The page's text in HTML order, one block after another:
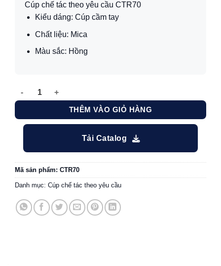
Cúp chế tác theo yêu cầu CTR70
Kiểu dáng: Cúp cầm tay
Chất liệu: Mica
Màu sắc: Hồng
Cúp vinh danh ngành spa TARA CTR70 số lượng
THÊM VÀO GIỎ HÀNG
Tải Catalog
Mã sản phẩm: CTR70
Danh mục: Cúp chế tác theo yêu cầu